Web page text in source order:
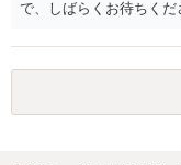
で、しばらくお待ちくだ